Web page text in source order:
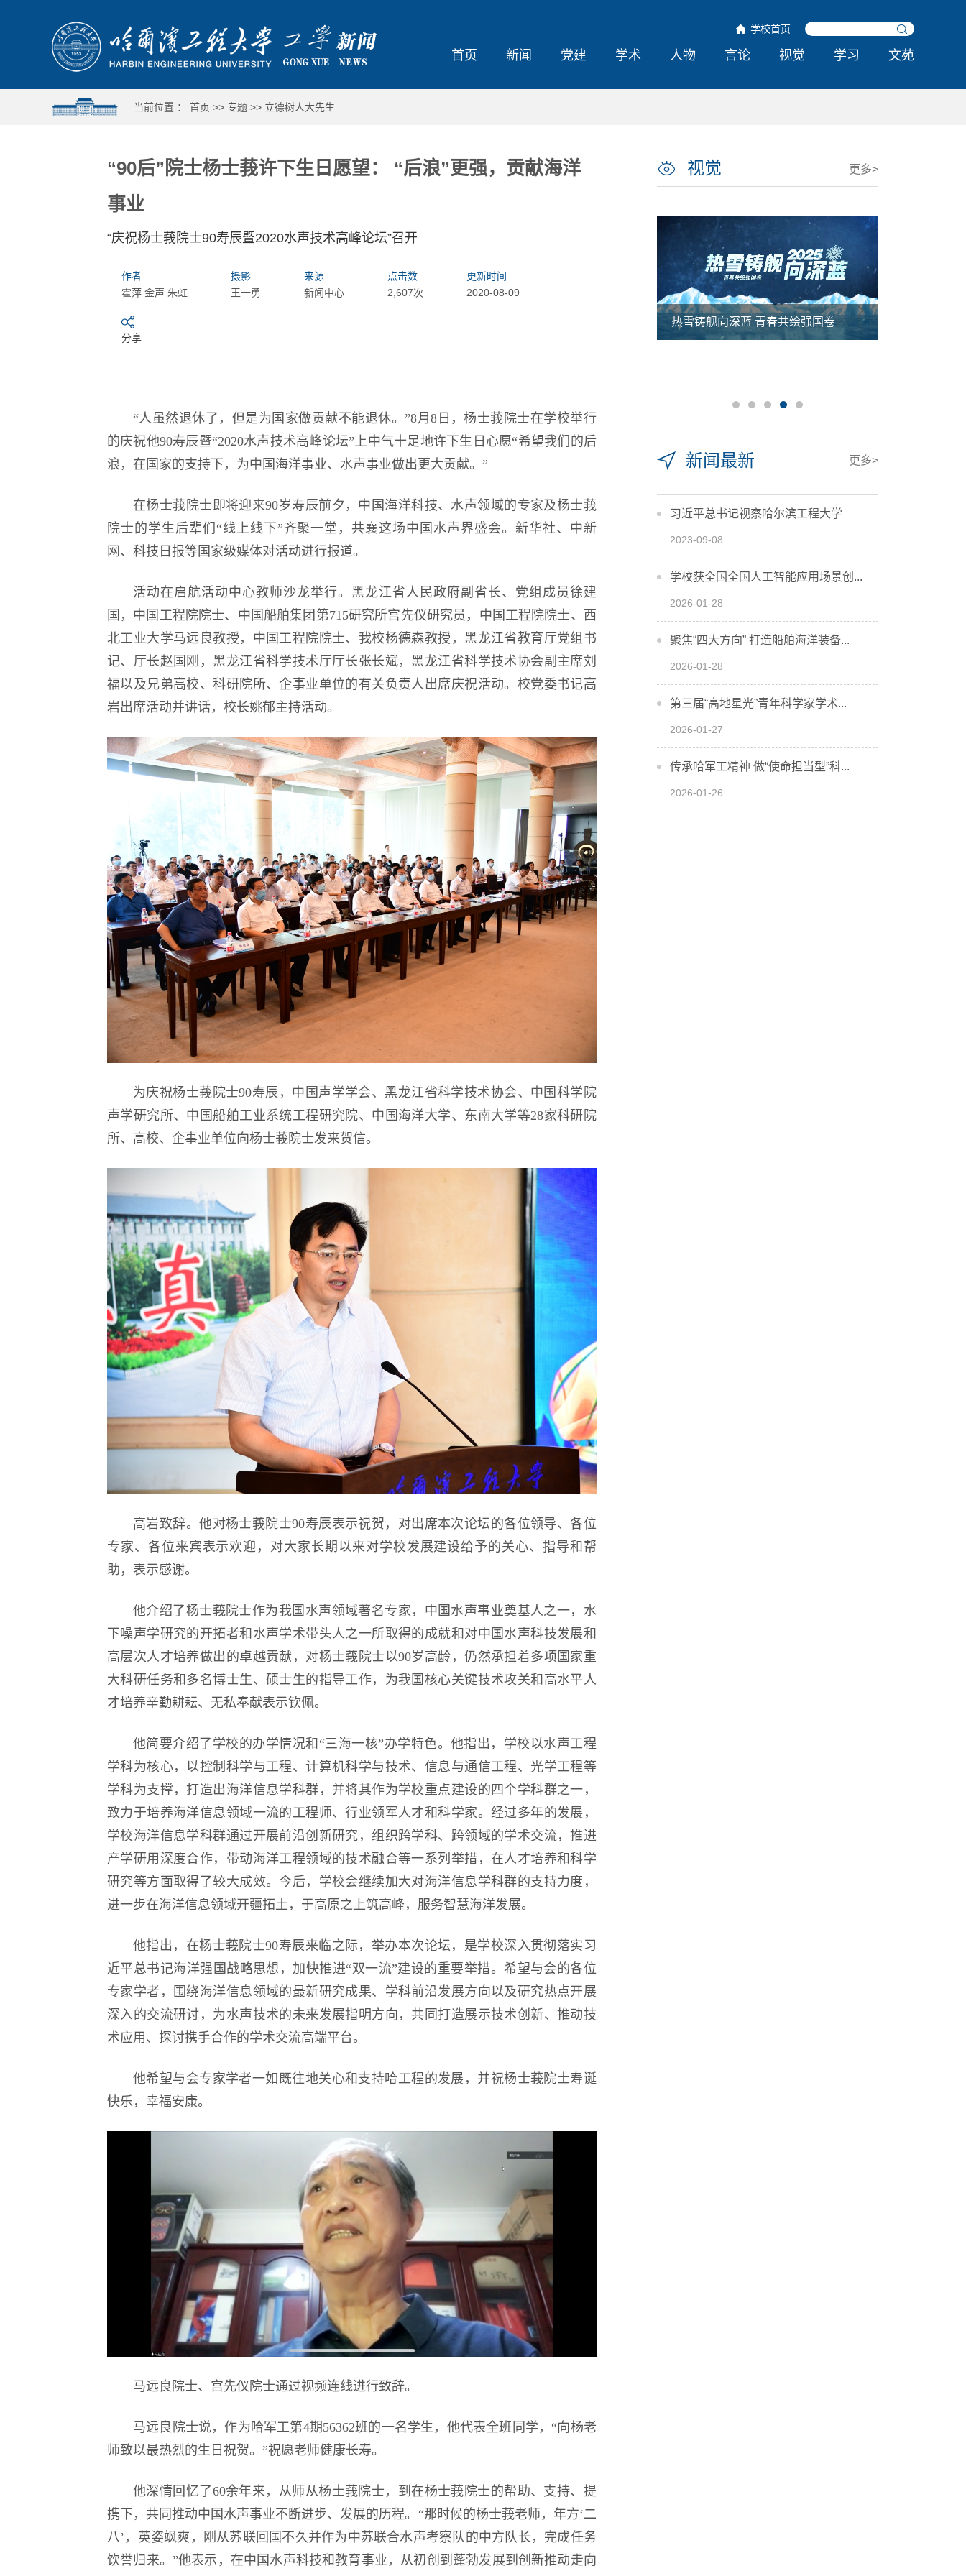
学校首页
首页 新闻 党建 学术 人物 言论 视觉 学习 文苑
当前位置 ： 首页 >> 专题 >> 立德树人大先生
“90后”院士杨士莪许下生日愿望： “后浪”更强，贡献海洋
事业
“庆祝杨士莪院士90寿辰暨2020水声技术高峰论坛”召开
作者
霍萍 金声 朱虹
摄影
王一勇
来源
新闻中心
点击数
2,607次
更新时间
2020-08-09
分享
“人虽然退休了，但是为国家做贡献不能退休。”8月8日，杨士莪院士在学校举行
的庆祝他90寿辰暨“2020水声技术高峰论坛”上中气十足地许下生日心愿“希望我们的后
浪，在国家的支持下，为中国海洋事业、水声事业做出更大贡献。”
在杨士莪院士即将迎来90岁寿辰前夕，中国海洋科技、水声领域的专家及杨士莪
院士的学生后辈们“线上线下”齐聚一堂，共襄这场中国水声界盛会。新华社、中新
网、科技日报等国家级媒体对活动进行报道。
活动在启航活动中心教师沙龙举行。黑龙江省人民政府副省长、党组成员徐建
国，中国工程院院士、中国船舶集团第715研究所宫先仪研究员，中国工程院院士、西
北工业大学马远良教授，中国工程院院士、我校杨德森教授，黑龙江省教育厅党组书
记、厅长赵国刚，黑龙江省科学技术厅厅长张长斌，黑龙江省科学技术协会副主席刘
福以及兄弟高校、科研院所、企事业单位的有关负责人出席庆祝活动。校党委书记高
岩出席活动并讲话，校长姚郁主持活动。
为庆祝杨士莪院士90寿辰，中国声学学会、黑龙江省科学技术协会、中国科学院
声学研究所、中国船舶工业系统工程研究院、中国海洋大学、东南大学等28家科研院
所、高校、企事业单位向杨士莪院士发来贺信。
高岩致辞。他对杨士莪院士90寿辰表示祝贺，对出席本次论坛的各位领导、各位
专家、各位来宾表示欢迎，对大家长期以来对学校发展建设给予的关心、指导和帮
助，表示感谢。
他介绍了杨士莪院士作为我国水声领域著名专家，中国水声事业奠基人之一，水
下噪声学研究的开拓者和水声学术带头人之一所取得的成就和对中国水声科技发展和
高层次人才培养做出的卓越贡献，对杨士莪院士以90岁高龄，仍然承担着多项国家重
大科研任务和多名博士生、硕士生的指导工作，为我国核心关键技术攻关和高水平人
才培养辛勤耕耘、无私奉献表示钦佩。
他简要介绍了学校的办学情况和“三海一核”办学特色。他指出，学校以水声工程
学科为核心，以控制科学与工程、计算机科学与技术、信息与通信工程、光学工程等
学科为支撑，打造出海洋信息学科群，并将其作为学校重点建设的四个学科群之一，
致力于培养海洋信息领域一流的工程师、行业领军人才和科学家。经过多年的发展，
学校海洋信息学科群通过开展前沿创新研究，组织跨学科、跨领域的学术交流，推进
产学研用深度合作，带动海洋工程领域的技术融合等一系列举措，在人才培养和科学
研究等方面取得了较大成效。今后，学校会继续加大对海洋信息学科群的支持力度，
进一步在海洋信息领域开疆拓土，于高原之上筑高峰，服务智慧海洋发展。
他指出，在杨士莪院士90寿辰来临之际，举办本次论坛，是学校深入贯彻落实习
近平总书记海洋强国战略思想，加快推进“双一流”建设的重要举措。希望与会的各位
专家学者，围绕海洋信息领域的最新研究成果、学科前沿发展方向以及研究热点开展
深入的交流研讨，为水声技术的未来发展指明方向，共同打造展示技术创新、推动技
术应用、探讨携手合作的学术交流高端平台。
他希望与会专家学者一如既往地关心和支持哈工程的发展，并祝杨士莪院士寿诞
快乐，幸福安康。
马远良院士、宫先仪院士通过视频连线进行致辞。
马远良院士说，作为哈军工第4期56362班的一名学生，他代表全班同学，“向杨老
师致以最热烈的生日祝贺。”祝愿老师健康长寿。
他深情回忆了60余年来，从师从杨士莪院士，到在杨士莪院士的帮助、支持、提
携下，共同推动中国水声事业不断进步、发展的历程。“那时候的杨士莪老师，年方‘二
八’，英姿飒爽，刚从苏联回国不久并作为中苏联合水声考察队的中方队长，完成任务
饮誉归来。”他表示，在中国水声科技和教育事业，从初创到蓬勃发展到创新推动走向
视觉 更多>
热雪铸舰向深蓝 青春共绘强国卷
新闻最新 更多>
习近平总书记视察哈尔滨工程大学
2023-09-08
学校获全国全国人工智能应用场景创...
2026-01-28
聚焦“四大方向” 打造船舶海洋装备...
2026-01-28
第三届“高地星光”青年科学家学术...
2026-01-27
传承哈军工精神 做“使命担当型”科...
2026-01-26